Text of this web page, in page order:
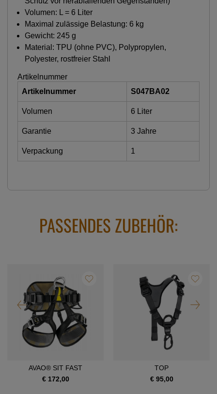
Volumen: L = 6 Liter
Maximal zulässige Belastung: 6 kg
Gewicht: 245 g
Material: TPU (ohne PVC), Polypropylen,
Polyester, rostfreier Stahl
Artikelnummer
Artikelnummer
S047BA02
Volumen 6 Liter
Garantie 3 Jahre
Verpackung 1
PASSENDES ZUBEHÖR:
AVAO® SIT FAST
€ 172,00
TOP
€ 95,00